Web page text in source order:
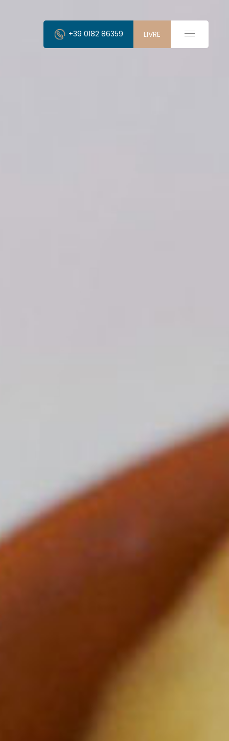
+39 0182 86359 LIVRE